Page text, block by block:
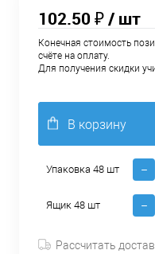
102.50 ₽/ шт
Конечная стоимость
счёте на оплату.
Для получения скидки
В корзину
Упаковка 48 шт
Ящик 48 шт
Рассчитать